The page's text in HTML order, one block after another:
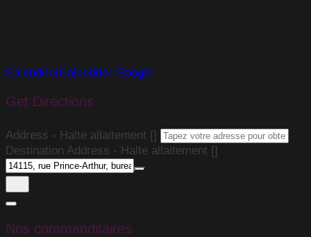
CalendrierCalendrier Google
Get Directions
Address - Halte allaitement []
Destination Address - Halte allaitement []
Nos commanditaires